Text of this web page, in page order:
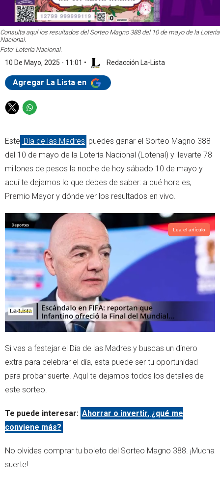
Consulta aquí los resultados del Sorteo Magno 388 del 10 de mayo de la Lotería
Nacional.
Foto: Lotería Nacional.
10 De Mayo, 2025 - 11:01 • Redacción La-Lista
Agregar La Lista en
T
t
t
e
r
W
a
t
s
p
p
Este Día de las Madres puedes ganar el Sorteo Magno 388
del 10 de mayo de la Lotería Nacional (Lotenal) y llevarte 78
millones de pesos la noche de hoy sábado 10 de mayo y
aquí te dejamos lo que debes de saber: a qué hora es,
Premio Mayor y dónde ver los resultados en vivo.
Lea el artículo
Si vas a festejar el Día de las Madres y buscas un dinero
extra para celebrar el día, esta puede ser tu oportunidad
para probar suerte. Aquí te dejamos todos los detalles de
este sorteo.
Te puede interesar: Ahorrar o invertir, ¿qué me
conviene más?
No olvides comprar tu boleto del Sorteo Magno 388. ¡Mucha
suerte!